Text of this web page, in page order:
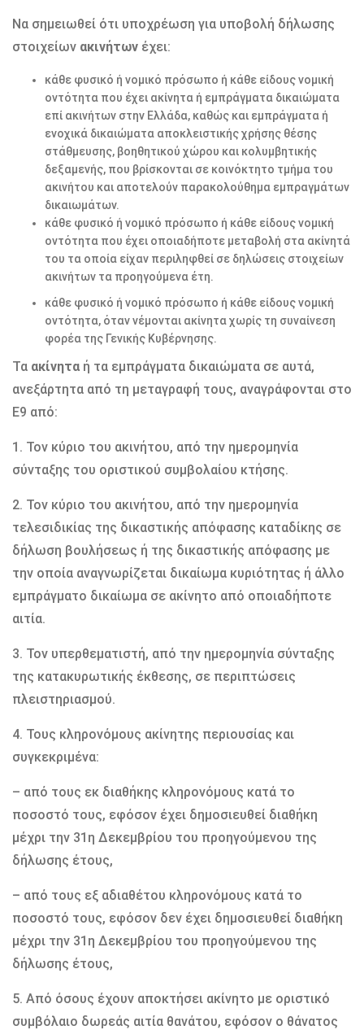
Να σημειωθεί ότι υποχρέωση για υποβολή δήλωσης
στοιχείων ακινήτων έχει:
κάθε φυσικό ή νομικό πρόσωπο ή κάθε είδους νομική
οντότητα που έχει ακίνητα ή εμπράγματα δικαιώματα
επί ακινήτων στην Ελλάδα, καθώς και εμπράγματα ή
ενοχικά δικαιώματα αποκλειστικής χρήσης θέσης
στάθμευσης, βοηθητικού χώρου και κολυμβητικής
δεξαμενής, που βρίσκονται σε κοινόκτητο τμήμα του
ακινήτου και αποτελούν παρακολούθημα εμπραγμάτων
δικαιωμάτων.
κάθε φυσικό ή νομικό πρόσωπο ή κάθε είδους νομική
οντότητα που έχει οποιαδήποτε μεταβολή στα ακίνητά
του τα οποία είχαν περιληφθεί σε δηλώσεις στοιχείων
ακινήτων τα προηγούμενα έτη.
κάθε φυσικό ή νομικό πρόσωπο ή κάθε είδους νομική
οντότητα, όταν νέμονται ακίνητα χωρίς τη συναίνεση
φορέα της Γενικής Κυβέρνησης.
Τα ακίνητα ή τα εμπράγματα δικαιώματα σε αυτά,
ανεξάρτητα από τη μεταγραφή τους, αναγράφονται στο
Ε9 από:
1. Τον κύριο του ακινήτου, από την ημερομηνία
σύνταξης του οριστικού συμβολαίου κτήσης.
2. Τον κύριο του ακινήτου, από την ημερομηνία
τελεσιδικίας της δικαστικής απόφασης καταδίκης σε
δήλωση βουλήσεως ή της δικαστικής απόφασης με
την οποία αναγνωρίζεται δικαίωμα κυριότητας ή άλλο
εμπράγματο δικαίωμα σε ακίνητο από οποιαδήποτε
αιτία.
3. Τον υπερθεματιστή, από την ημερομηνία σύνταξης
της κατακυρωτικής έκθεσης, σε περιπτώσεις
πλειστηριασμού.
4. Τους κληρονόμους ακίνητης περιουσίας και
συγκεκριμένα:
– από τους εκ διαθήκης κληρονόμους κατά το
ποσοστό τους, εφόσον έχει δημοσιευθεί διαθήκη
μέχρι την 31η Δεκεμβρίου του προηγούμενου της
δήλωσης έτους,
– από τους εξ αδιαθέτου κληρονόμους κατά το
ποσοστό τους, εφόσον δεν έχει δημοσιευθεί διαθήκη
μέχρι την 31η Δεκεμβρίου του προηγούμενου της
δήλωσης έτους,
5. Από όσους έχουν αποκτήσει ακίνητο με οριστικό
συμβόλαιο δωρεάς αιτία θανάτου, εφόσον ο θάνατος